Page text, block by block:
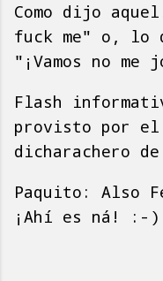
Como dijo
fuck me" o, lo
"¡Vamos no
Flash
provisto por el
dicharachero
Paquito: Also
¡Ahí es ná! :-)